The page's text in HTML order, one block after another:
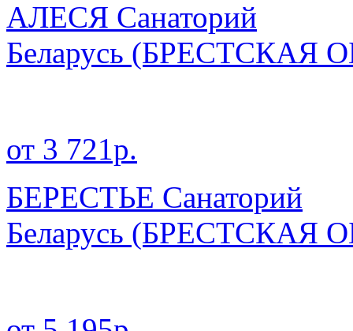
АЛЕСЯ Санаторий
Беларусь (БРЕСТСКАЯ
от 3 721р.
БЕРЕСТЬЕ Санаторий
Беларусь (БРЕСТСКАЯ